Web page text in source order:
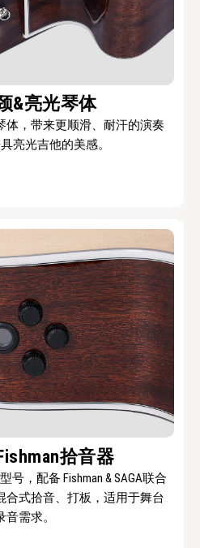
&亮光琴体
体，带来更顺滑、耐汗的演奏
亮光吉他的美感。
拾音器
号，配备 Fishman & SAGA联合
合式拾音、打板，适用于舞台
音需求。